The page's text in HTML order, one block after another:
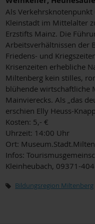
Als
Kleinstadt im Mittelalter
Erzstifts Mainz. Die
Arbeitsverhältnissen der
Friedens- und
Krisenzeiten erhebliche
Miltenberg kein stilles,
blühende wirtschaftliche
Mainvierecks. Als „das
erschien Elly Heuss-
Kosten: 5,- €
Uhrzeit: 14:00 Uhr
Ort:
Infos:
Kleinheubach, 09371-
Bildungsregion Miltenberg